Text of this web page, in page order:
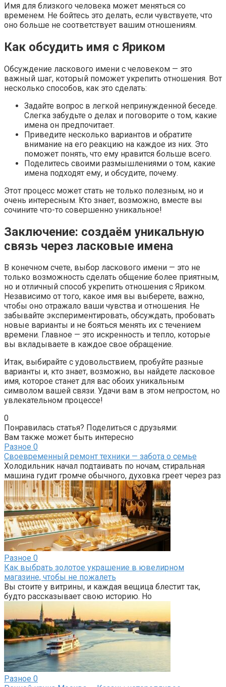
Имя для близкого человека может меняться со
временем. Не бойтесь это делать, если чувствуете, что
оно больше не соответствует вашим отношениям.
Как обсудить имя с Яриком
Обсуждение ласкового имени с человеком — это
важный шаг, который поможет укрепить отношения. Вот
несколько способов, как это сделать:
Задайте вопрос в легкой непринужденной беседе.
Слегка забудьте о делах и поговорите о том, какие
имена он предпочитает.
Приведите несколько вариантов и обратите
внимание на его реакцию на каждое из них. Это
поможет понять, что ему нравится больше всего.
Поделитесь своими размышлениями о том, какие
имена подходят ему, и обсудите, почему.
Этот процесс может стать не только полезным, но и
очень интересным. Кто знает, возможно, вместе вы
сочините что-то совершенно уникальное!
Заключение: создаём уникальную
связь через ласковые имена
В конечном счете, выбор ласкового имени — это не
только возможность сделать общение более приятным,
но и отличный способ укрепить отношения с Яриком.
Независимо от того, какое имя вы выберете, важно,
чтобы оно отражало ваши чувства и отношения. Не
забывайте экспериментировать, обсуждать, пробовать
новые варианты и не бояться менять их с течением
времени. Главное — это искренность и тепло, которые
вы вкладываете в каждое свое обращение.
Итак, выбирайте с удовольствием, пробуйте разные
варианты и, кто знает, возможно, вы найдете ласковое
имя, которое станет для вас обоих уникальным
символом вашей связи. Удачи вам в этом непростом, но
увлекательном процессе!
0
Понравилась статья? Поделиться с друзьями:
Вам также может быть интересно
Разное 0
Своевременный ремонт техники — забота о семье
Холодильник начал подтаивать по ночам, стиральная
машина гудит громче обычного, духовка греет через раз
Разное 0
Как выбрать золотое украшение в ювелирном
магазине, чтобы не пожалеть
Вы стоите у витрины, и каждая вещица блестит так,
будто рассказывает свою историю. Но
Разное 0